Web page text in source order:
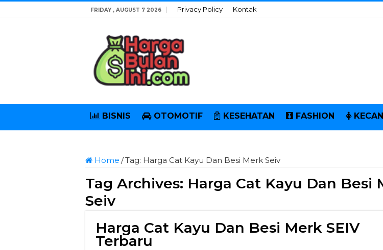
FRIDAY , AUGUST 7 2026 Privacy Policy Kontak
BISNIS OTOMOTIF KESEHATAN FASHION
Home /Tag: Harga Cat Kayu Dan Besi Merk Seiv
Tag Archives: Harga Cat Kayu Dan Besi
Seiv
Harga Cat Kayu Dan Besi Merk SEIV
Terbaru